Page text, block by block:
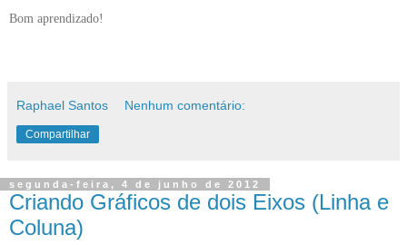
Bom aprendizado!
Raphael Santos Nenhum comentário:
Compartilhar
segunda-feira, 4 de junho de 2012
Criando Gráficos de dois Eixos (Linha e
Coluna)